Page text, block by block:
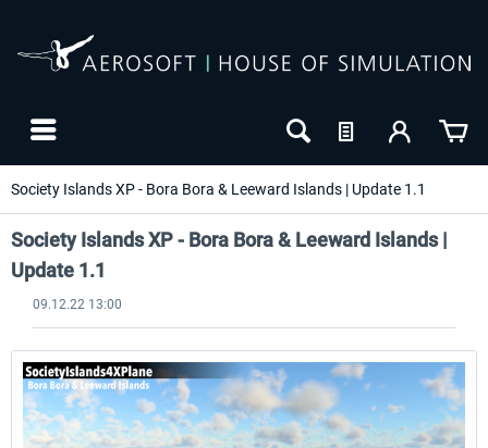
Society Islands XP - Bora Bora & Leeward Islands | Update 1.1
Society Islands XP - Bora Bora & Leeward Islands |
Update 1.1
09.12.22 13:00